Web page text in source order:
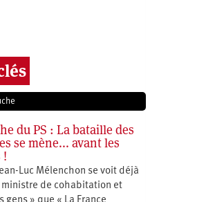
du PS : La bataille des
se mène... avant les
!
Luc Mélenchon se voit déjà
ministre de cohabitation et